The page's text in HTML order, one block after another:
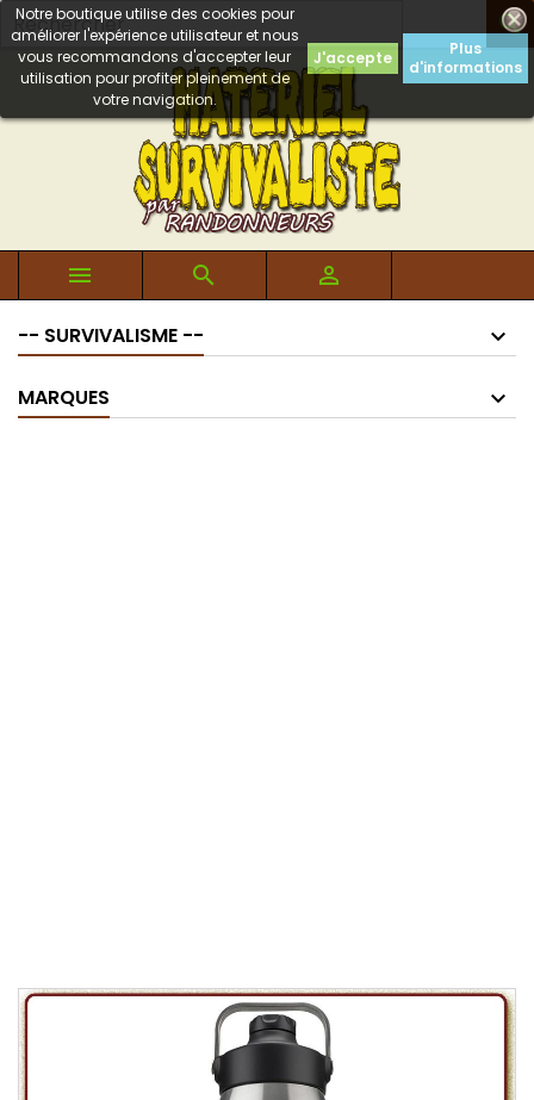

Notre boutique utilise des cookies pour
améliorer l'expérience utilisateur et nous
vous recommandons d'accepter leur
utilisation pour profiter pleinement de
votre navigation.
J'accepte
Plus
d'informations
  
-- SURVIVALISME --
MARQUES